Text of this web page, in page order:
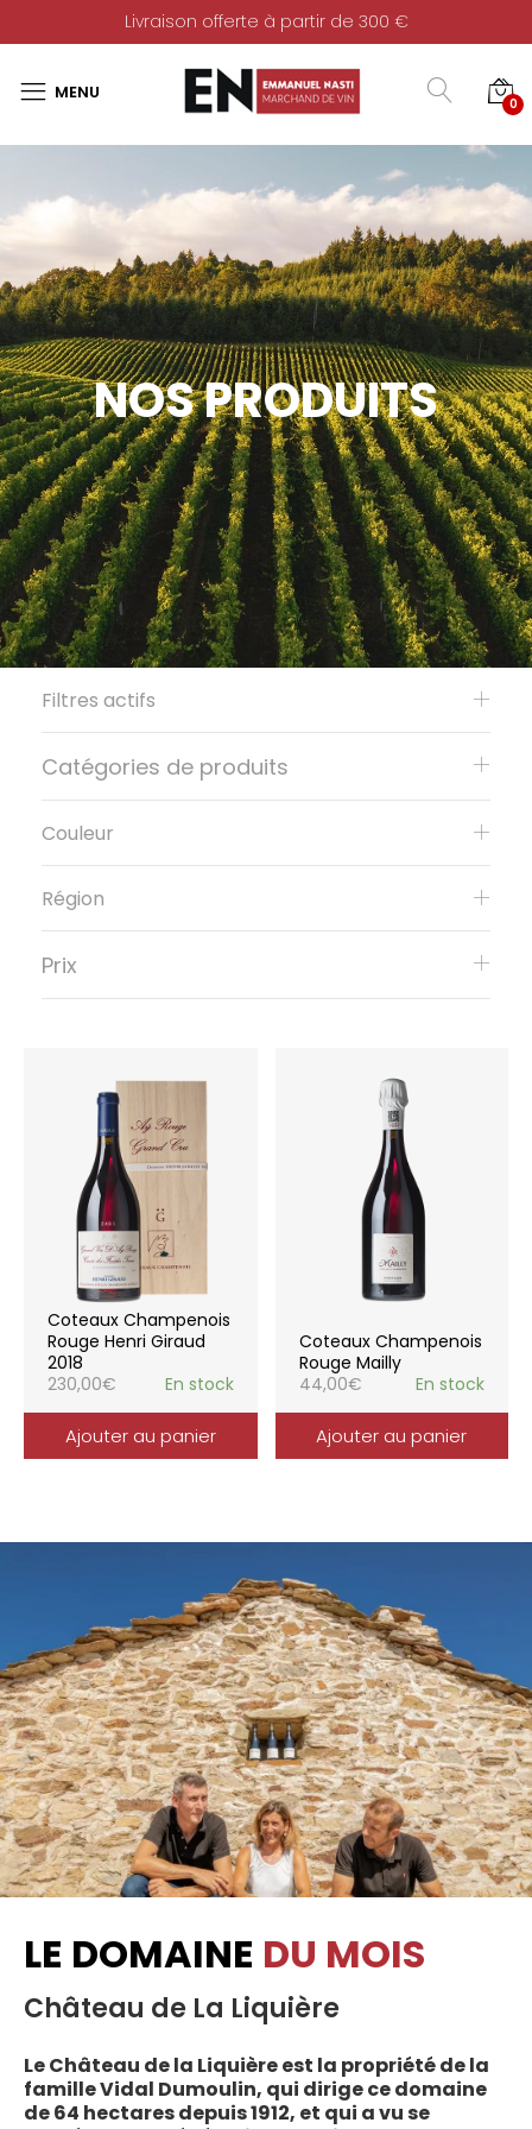
Livraison offerte à partir de 300 €
0
NOS PRODUITS
Coteaux Champenois
Rouge Henri Giraud
2018
230,00€ En stock
Ajouter au panier
Coteaux Champenois
Rouge Mailly
44,00€ En stock
Ajouter au panier
Filtres actifs
Catégories de produits
Couleur
Région
Prix
LE DOMAINE DU MOIS
Château de La Liquière
Le Château de la Liquière est la propriété de la
famille Vidal Dumoulin, qui dirige ce domaine
de 64 hectares depuis 1912, et qui a vu se